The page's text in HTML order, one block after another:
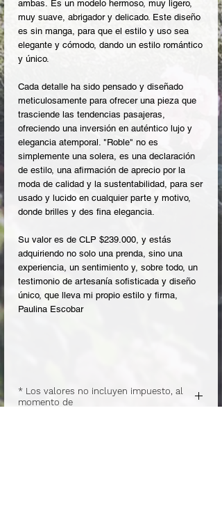
ambas. Es un modelo hermoso, muy ligero,
muy suave, abrigador y delicado. Este diseño
es sin manga, para que el estilo y uso sea
elegante y cómodo, dando un estilo romántico
y único.
Cada detalle ha sido pensado y diseñado
meticulosamente para ofrecer una pieza que
trasciende las tendencias pasajeras,
ofreciendo una inversión en auténtico lujo y
elegancia atemporal. "Roble" no es
simplemente una solera, es una declaración
de estilo, una afirmación de aprecio por la
moda de calidad y la sustentabilidad, para ser
usado y lucido en cualquier parte y motivo,
donde brilles y des fina elegancia.
Su valor es de CLP $239.000, y estás
adquiriendo no solo una prenda, sino una
experiencia, un sentimiento y, sobre todo, un
testimonio de artesanía sofisticada y diseño
único, que lleva mi propio estilo y firma,
Paulina Escobar
* Los valores no incluyen impuesto, al
momento de